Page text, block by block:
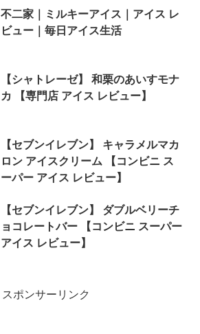
不二家｜ミルキーアイス｜アイス レ
ビュー｜毎日アイス生活
【シャトレーゼ】 和栗のあいすモナ
カ 【専門店 アイス レビュー】
【セブンイレブン】 キャラメルマカ
ロン アイスクリーム 【コンビニ ス
ーパー アイス レビュー】
【セブンイレブン】 ダブルベリーチ
ョコレートバー 【コンビニ スーパー
アイス レビュー】
スポンサーリンク